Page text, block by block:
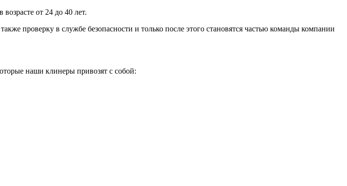
от 24 до 40 лет.
проверку в службе безопасности и только после этого становятся частью команды компании
наши клинеры привозят с собой: